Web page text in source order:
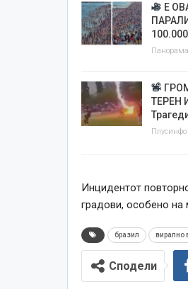
Е
Панорама
ТЕРЕН
Плусинфо
Инцидентот
градови, особено на
бразил вирално
Сподели